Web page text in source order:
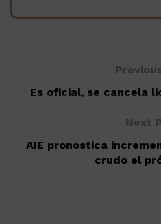
Es oficial, se cancela
Next
AIE pronostica
crudo el